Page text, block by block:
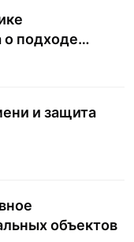
о подходе
и защита
объектов